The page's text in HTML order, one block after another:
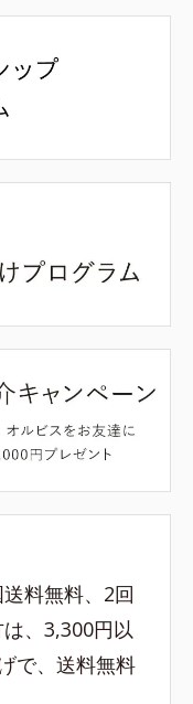
料無料、2回
、3,300円以
で、送料無料